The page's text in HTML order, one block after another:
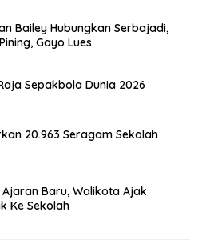
Bailey Hubungkan Serbajadi,
Gayo Lues
Sepakbola Dunia 2026
20.963 Seragam Sekolah
Baru, Walikota Ajak
Ke Sekolah